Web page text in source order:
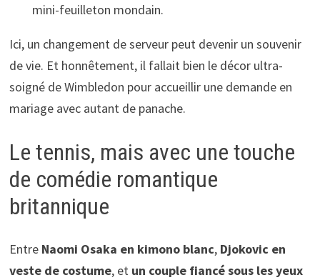
mini-feuilleton mondain.
Ici, un changement de serveur peut devenir un souvenir
de vie. Et honnêtement, il fallait bien le décor ultra-
soigné de Wimbledon pour accueillir une demande en
mariage avec autant de panache.
Le tennis, mais avec une touche
de comédie romantique
britannique
Entre Naomi Osaka en kimono blanc, Djokovic en
veste de costume, et un couple fiancé sous les yeux